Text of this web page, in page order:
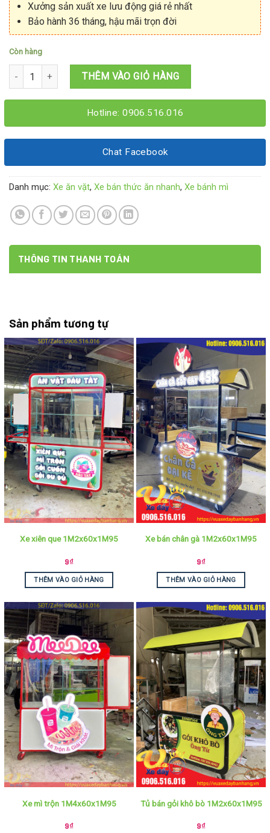
Xưởng sản xuất xe lưu động giá rẻ nhất
Bảo hành 36 tháng, hậu mãi trọn đời
Còn hàng
Xe nem nướng 1M2x60x1M95 số lượng
THÊM VÀO GIỎ HÀNG
Hotline: 0906.516.016
Chat Facebook
Danh mục: Xe ăn vặt, Xe bán thức ăn nhanh, Xe bánh mì
THÔNG TIN THANH TOÁN
Sản phẩm tương tự
Xe xiên que 1M2x60x1M95
9₫
THÊM VÀO GIỎ HÀNG
Xe bán chân gà 1M2x60x1M95
9₫
THÊM VÀO GIỎ HÀNG
Xe mì trộn 1M4x60x1M95
9₫
Tủ bán gỏi khô bò 1M2x60x1M95
9₫